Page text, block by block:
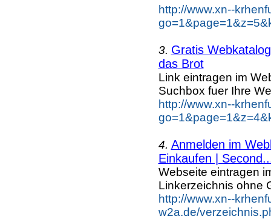
http://www.xn--
3. Gratis
das Brot
Link eintragen im
Suchbox fuer Ihre
http://www.xn--
4. Anmelden im
Einkaufen |
Webseite eintragen
Linkerzeichnis ohne
http://www.xn--
w2a.de/